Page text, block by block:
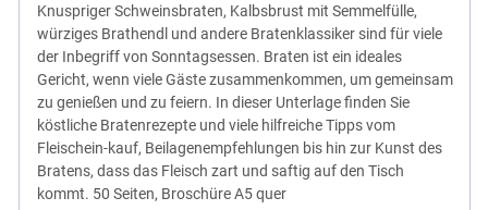
Knuspriger Schweinsbraten, Kalbsbrust mit Semmelfülle,
würziges Brathendl und andere Bratenklassiker sind für viele
der Inbegriff von Sonntagsessen. Braten ist ein ideales
Gericht, wenn viele Gäste zusammenkommen, um gemeinsam
zu genießen und zu feiern. In dieser Unterlage finden Sie
köstliche Bratenrezepte und viele hilfreiche Tipps vom
Fleischein-kauf, Beilagenempfehlungen bis hin zur Kunst des
Bratens, dass das Fleisch zart und saftig auf den Tisch
kommt. 50 Seiten, Broschüre A5 quer